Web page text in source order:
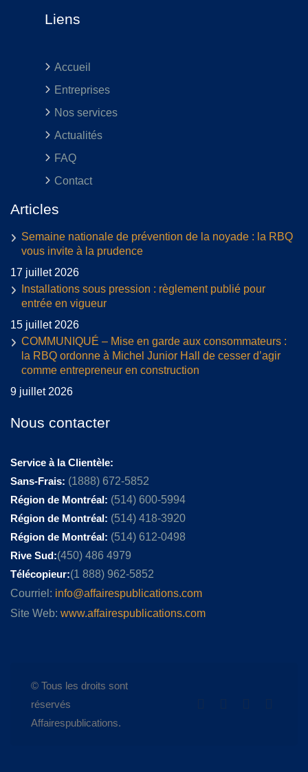
Liens
Accueil
Entreprises
Nos services
Actualités
FAQ
Contact
Articles
Semaine nationale de prévention de la noyade : la RBQ
vous invite à la prudence
17 juillet 2026
Installations sous pression : règlement publié pour
entrée en vigueur
15 juillet 2026
COMMUNIQUÉ – Mise en garde aux consommateurs :
la RBQ ordonne à Michel Junior Hall de cesser d’agir
comme entrepreneur en construction
9 juillet 2026
Nous contacter
Service à la Clientèle:
Sans-Frais: (1888) 672-5852
Région de Montréal: (514) 600-5994
Région de Montréal: (514) 418-3920
Région de Montréal: (514) 612-0498
Rive Sud:(450) 486 4979
Télécopieur:(1 888) 962-5852
Courriel: info@affairespublications.com
Site Web: www.affairespublications.com
© Tous les droits sont
réservés
Affairespublications.